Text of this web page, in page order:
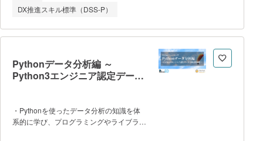
知識だけでなく、データを収集するときの
利用や扱い方について、具体的で実践的な
ストとして活躍するための基礎力はもちろ
ん、今の時代を生きるすべての人に必要な
「データを扱う力」を養う事を身に着ける
の裏に潜む何か」を見つけられるようにな
りましょう！ また本コースのカリキュ
DX推進スキル標準（DSS-P）
Pythonデータ分析編 ～
Python3エンジニア認定データ
・Pythonを使ったデータ分析の知識を体
系的に学び、プログラミングやライブラリ